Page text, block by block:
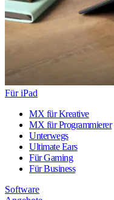
Für iPad
MX für Kreative
MX für Programmierer
Unterwegs
Ultimate Ears
Für Gaming
Für Business
Software